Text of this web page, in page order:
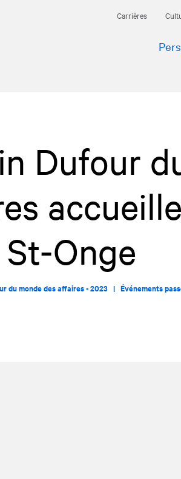
Carrières
Dufour
Onge
du monde des affaires - 2023 | Événements